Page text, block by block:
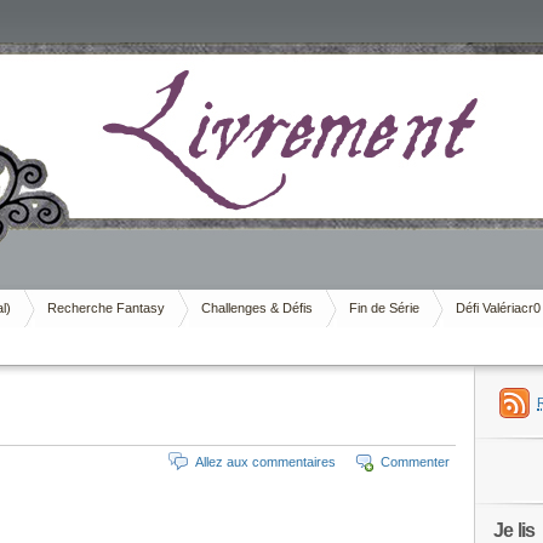
Recherche Fantasy Challenges & Défis Fin de Série Défi Valériacr0
Commenter
Allez aux commentaires
Je lis